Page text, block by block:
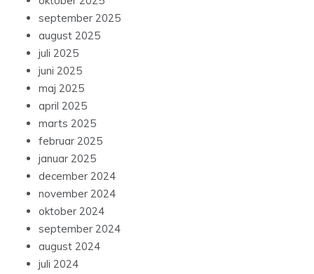
september 2025
august 2025
juli 2025
juni 2025
maj 2025
april 2025
marts 2025
februar 2025
januar 2025
december 2024
november 2024
oktober 2024
september 2024
august 2024
juli 2024